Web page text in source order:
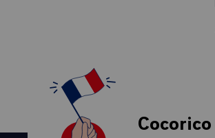
Cocorico